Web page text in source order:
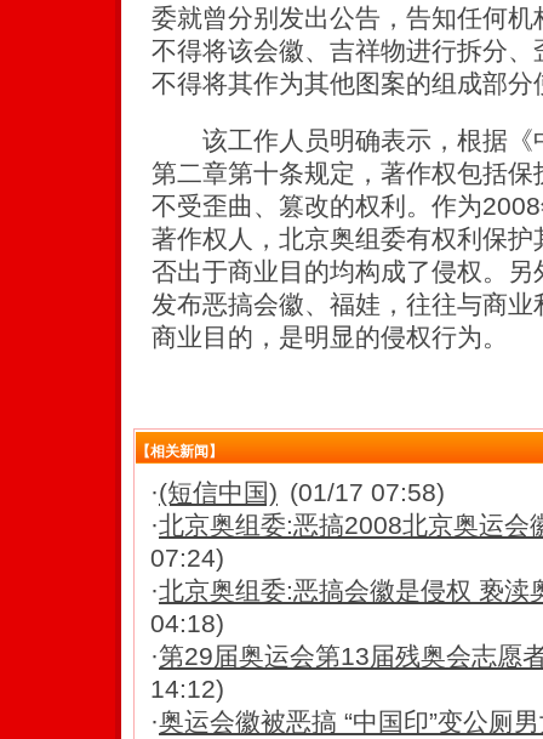
委就曾分别发出公告，告知任何
不得将该会徽、吉祥物进行拆分
不得将其作为其他图案的组成部分
该工作人员明确表示，根据《
第二章第十条规定，著作权包括
不受歪曲、篡改的权利。作为
著作权人，北京奥组委有权利保
否出于商业目的均构成了侵权。
发布恶搞会徽、福娃，往往与商
商业目的，是明显的侵权行为。
【相关新闻】
·(短信中国) (01/17 07:58)
·北京奥组委:恶搞2008北京奥运会
07:24)
·北京奥组委:恶搞会徽是侵权 亵渎
04:18)
·第29届奥运会第13届残奥会志愿
14:12)
·奥运会徽被恶搞 “中国印”变公厕